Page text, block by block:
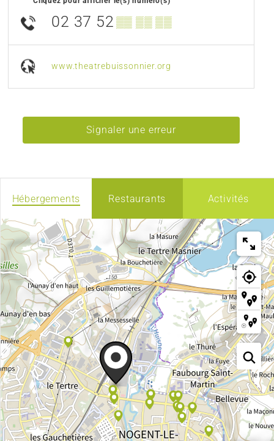
02 37 52 ▒▒ ▒▒ ▒▒
www.theatrebuissonnier.org
Signaler une erreur
Hébergements Restaurants Activités